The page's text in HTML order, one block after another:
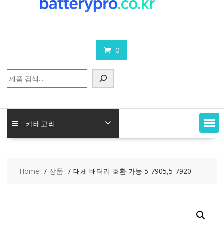
0
색
카테고리
Home 상품 대체 배터리 호환 가능 5-7905,5-7920